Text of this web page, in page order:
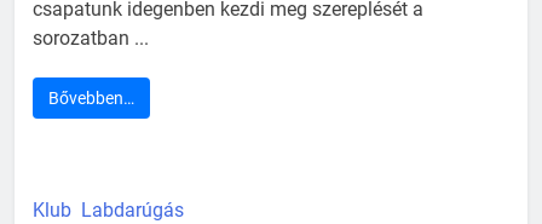
csapatunk idegenben kezdi meg szereplését a
sorozatban ...
Bővebben…
Klub Labdarúgás